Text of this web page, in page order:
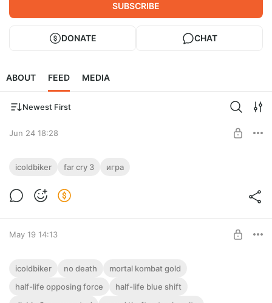
SUBSCRIBE
DONATE CHAT
ABOUT FEED MEDIA
Newest First
Jun 24 18:28
Far Cry 3
icoldbiker far cry 3 игра
May 19 14:13
[No Death]
icoldbiker no death
mortal kombat gold
half-life opposing force
half-life blue shift